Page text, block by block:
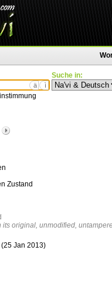
ä ì
Suche in:
Zustand
its original, unmodified,
(25 Jan 2013)